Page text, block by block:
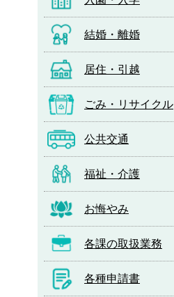
結婚・離婚
居住・引越
ごみ・リサイクル
公共交通
福祉・介護
お悔やみ
各課の取扱業務
各種申請書